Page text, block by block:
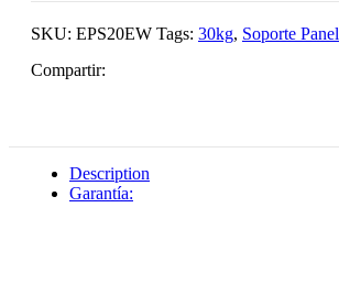
SKU: EPS20EW Tags: 30kg, Soporte Panel
Compartir:
Description
Garantía: